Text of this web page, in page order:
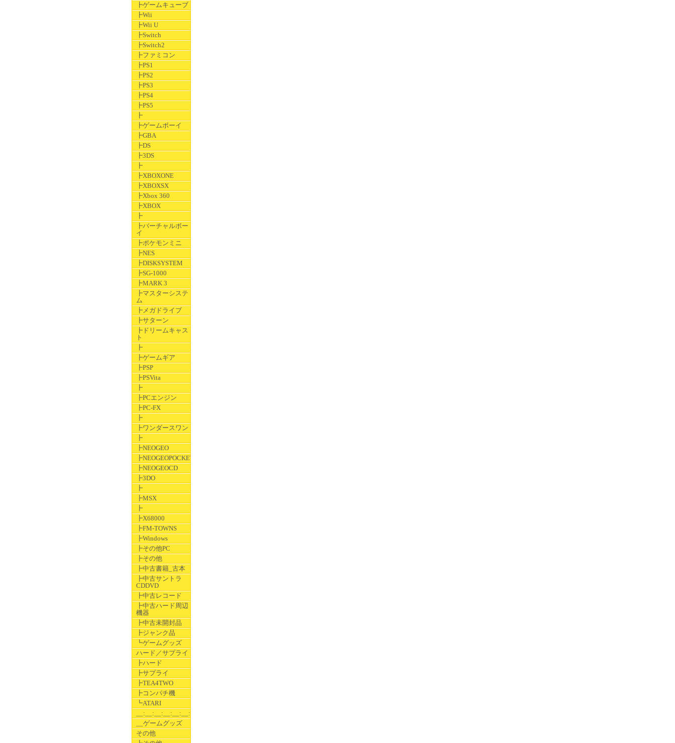
┣ゲームキューブ
┣Wii
┣Wii U
┣Switch
┣Switch2
┣ファミコン
┣PS1
┣PS2
┣PS3
┣PS4
┣PS5
┣
┣ゲームボーイ
┣GBA
┣DS
┣3DS
┣
┣XBOXONE
┣XBOXSX
┣Xbox 360
┣XBOX
┣
┣バーチャルボー
イ
┣ポケモンミニ
┣NES
┣DISKSYSTEM
┣SG-1000
┣MARK 3
┣マスターシステ
ム
┣メガドライブ
┣サターン
┣ドリームキャス
ト
┣
┣ゲームギア
┣PSP
┣PSVita
┣
┣PCエンジン
┣PC-FX
┣
┣ワンダースワン
┣
┣NEOGEO
┣NEOGEOPOCKET
┣NEOGEOCD
┣3DO
┣
┣MSX
┣
┣X68000
┣FM-TOWNS
┣Windows
┣その他PC
┣その他
┣中古書籍_古本
┣中古サントラ
CDDVD
┣中古レコード
┣中古ハード周辺
機器
┣中古未開封品
┣ジャンク品
┗ゲームグッズ
ハード／サプライ
┣ハード
┣サプライ
┣TEA4TWO
┣コンパチ機
┗ATARI
__:__:__:__:__:__:__
__ゲームグッズ
その他